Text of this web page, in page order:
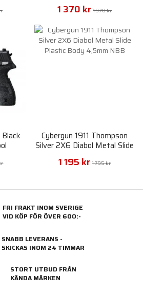
1 370 kr 1 970 kr
Cybergun 1911 Thompson
Silver 2X6 Diabol Metal Slide
Plastic Body 4,5mm NBB
1 195 kr 1 795 kr
FRI FRAKT INOM SVERIGE
VID KÖP FÖR ÖVER 600:-
SNABB LEVERANS -
SKICKAS INOM 24 TIMMAR
STORT UTBUD FRÅN
KÄNDA MÄRKEN